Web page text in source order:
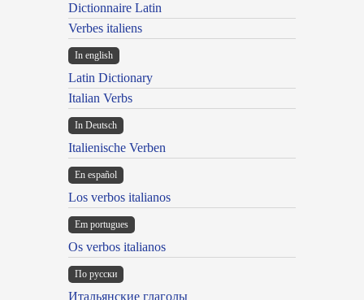
Dictionnaire Latin
Verbes italiens
In english
Latin Dictionary
Italian Verbs
In Deutsch
Italienische Verben
En español
Los verbos italianos
Em portugues
Os verbos italianos
По русски
Итальянские глаголы